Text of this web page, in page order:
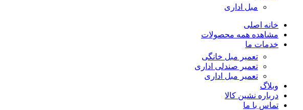
مبل اداری
خانه اصلی
مشاهده همه محصولات
خدمات ما
تعمیر مبل خانگی
تعمیر صندلی اداری
تعمیر مبل اداری
وبلاگ
درباره نشین کالا
تماس با ما